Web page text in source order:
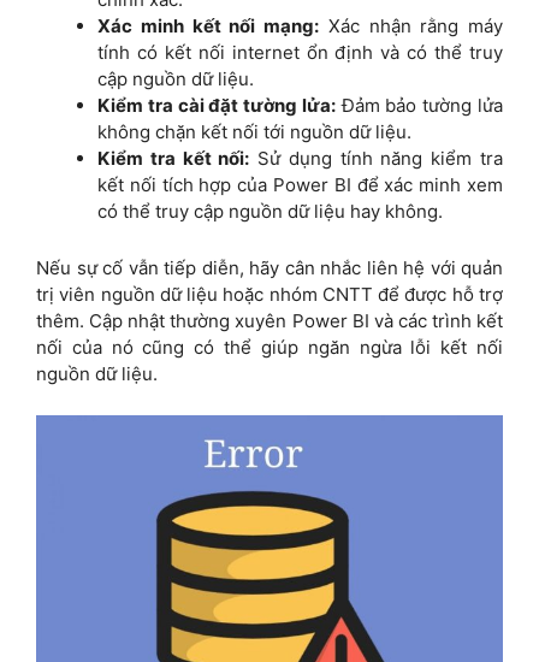
Xác minh kết nối mạng: Xác nhận rằng máy
tính có kết nối internet ổn định và có thể truy
cập nguồn dữ liệu.
Kiểm tra cài đặt tường lửa:Đảm bảo tường lửa
không chặn kết nối tới nguồn dữ liệu.
Kiểm tra kết nối: Sử dụng tính năng kiểm tra
kết nối tích hợp của Power BI để xác minh xem
có thể truy cập nguồn dữ liệu hay không.
Nếu sự cố vẫn tiếp diễn, hãy cân nhắc liên hệ với quản
trị viên nguồn dữ liệu hoặc nhóm CNTT để được hỗ trợ
thêm. Cập nhật thường xuyên Power BI và các trình kết
nối của nó cũng có thể giúp ngăn ngừa lỗi kết nối
nguồn dữ liệu.